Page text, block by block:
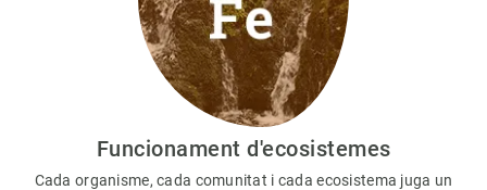
Funcionament d'ecosistemes
Cada organisme, cada comunitat i cada ecosistema juga un